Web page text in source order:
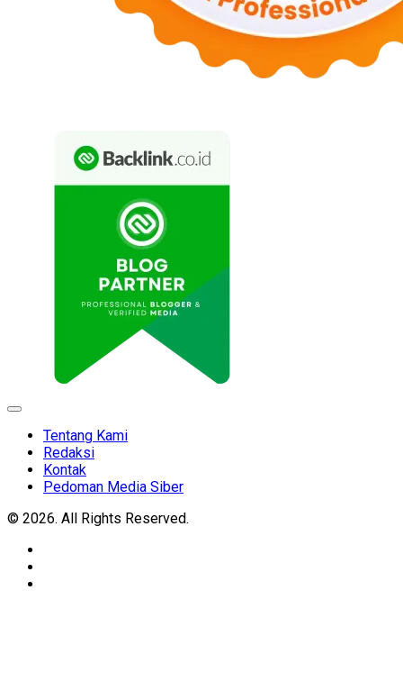
Expand
Tentang Kami
Redaksi
Kontak
Pedoman Media Siber
© 2026. All Rights Reserved.